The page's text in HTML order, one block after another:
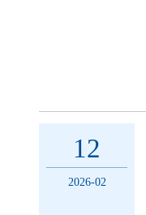
12
2026-02